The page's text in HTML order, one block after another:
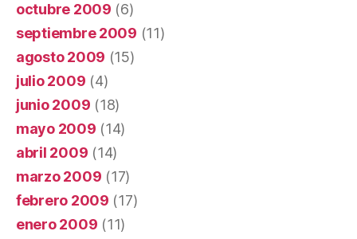
octubre 2009 (6)
septiembre 2009 (11)
agosto 2009 (15)
julio 2009 (4)
junio 2009 (18)
mayo 2009 (14)
abril 2009 (14)
marzo 2009 (17)
febrero 2009 (17)
enero 2009 (11)